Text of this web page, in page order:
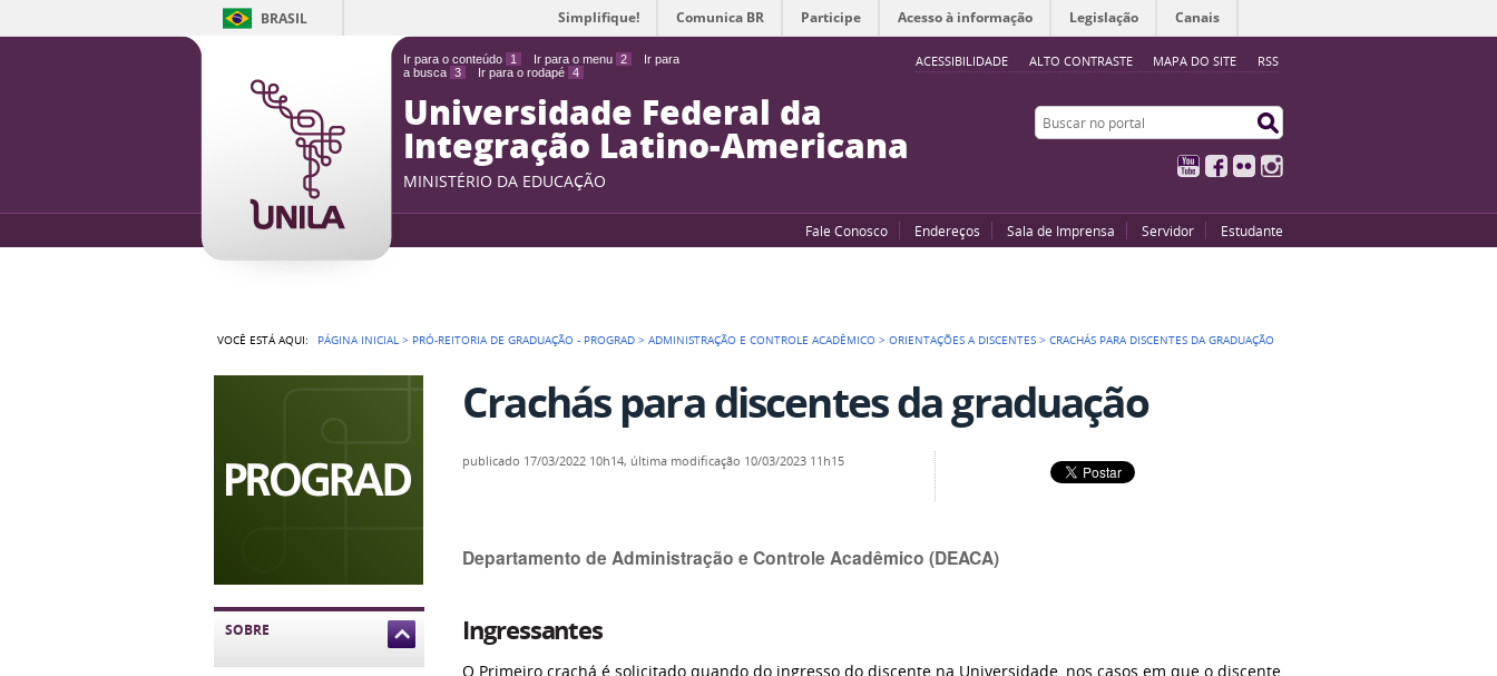
Ir para o conteúdo 1 Ir para o menu 2
Ir para
a busca 3 Ir para o rodapé 4
ACESSIBILIDADE ALTO CONTRASTE MAPA DO SITE RSS
BRASIL Simplifique! Comunica BR Participe Acesso à informação Legislação Canais
Universidade Federal da
Integração Latino-Americana
MINISTÉRIO DA EDUCAÇÃO
Buscar no portal
YouTubeFacebook
Flickr
Fale Conosco Endereços Sala de Imprensa Servidor Estudante
VOCÊ ESTÁ AQUI: PÁGINA INICIAL > PRÓ-REITORIA DE GRADUAÇÃO - PROGRAD >ADMINISTRAÇÃO E CONTROLE ACADÊMICO >ORIENTAÇÕES A DISCENTES >CRACHÁS PARA DISCENTES DA GRADUAÇÃO
SOBRE
Crachás para discentes da graduação
publicado 17/03/2022 10h14, última modificação 10/03/2023 11h15
Departamento de Administração e Controle Acadêmico (DEACA)
Ingressantes
O Primeiro crachá é solicitado quando do ingresso do discente na Universidade, nos casos em que o discente